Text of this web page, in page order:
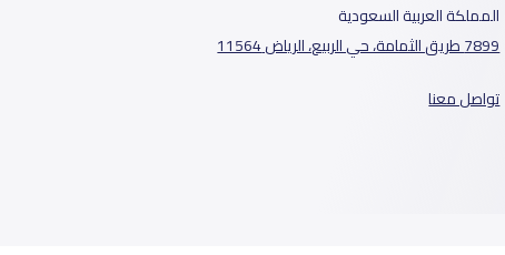
المملكة العربية السعودية
7899 طريق الثمامة، حي الربيع، الرياض 11564
تواصل معنا